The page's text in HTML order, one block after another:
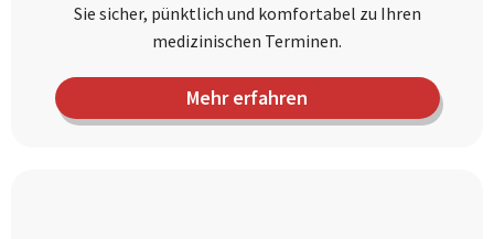
Sie sicher, pünktlich und komfortabel zu Ihren
medizinischen Terminen.
Mehr erfahren